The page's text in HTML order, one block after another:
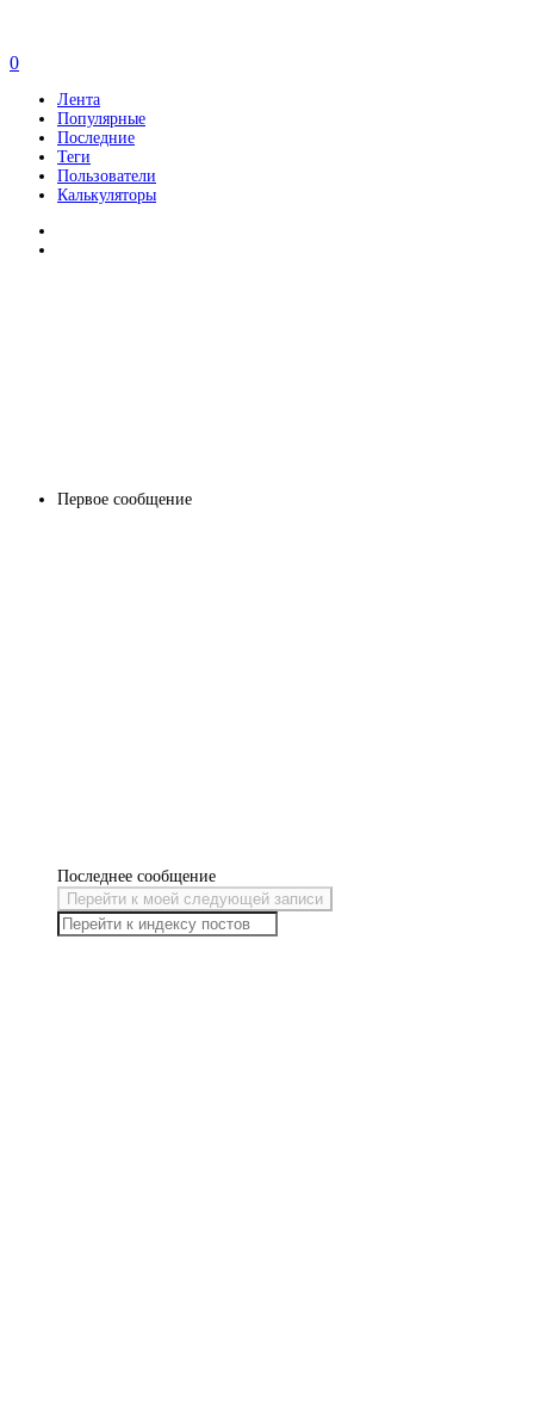
Первое сообщение
Последнее сообщение
Перейти к моей следующей записи
0
Лента
Популярные
Последние
Теги
Пользователи
Калькуляторы